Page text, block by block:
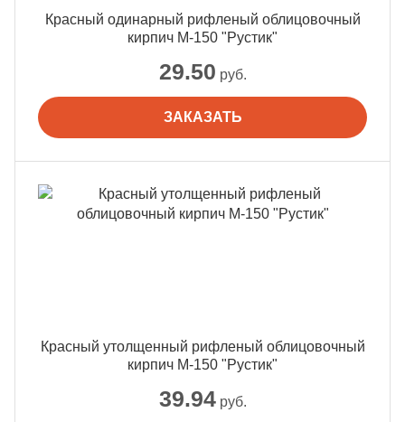
29.50 руб.
ЗАКАЗАТЬ
Красный одинарный рифленый облицовочный
кирпич М-150 "Рустик"
39.94руб.
Красный утолщенный рифленый облицовочный
кирпич М-150 "Рустик"